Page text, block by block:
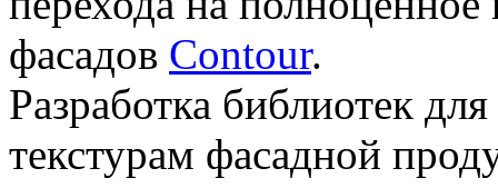
фасадов Contour.
Разработка библиотек
текстурам фасадной